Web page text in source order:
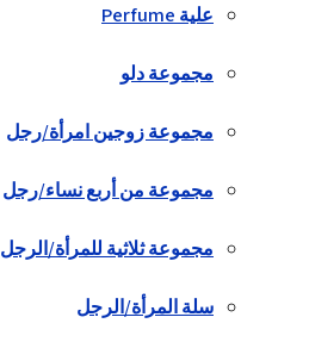
علية Perfume
مجموعة دلو
مجموعة زوجين امرأة/رجل
مجموعة من أربع نساء/رجل
مجموعة ثلاثية للمرأة/الرجل
سلة المرأة/الرجل